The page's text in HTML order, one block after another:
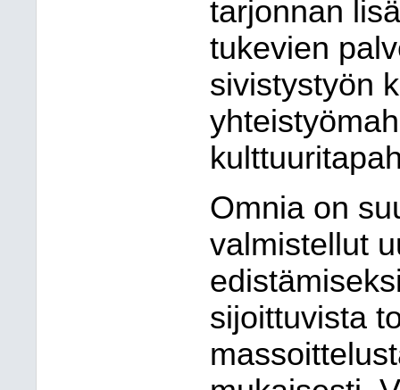
tarjonnan
tukevien
sivistystyön
Omnia on
valmistellut
sijoittuvista